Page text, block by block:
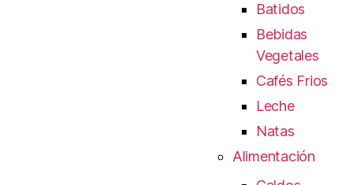
Batidos
Bebidas
Vegetales
Cafés Frios
Leche
Natas
Alimentación